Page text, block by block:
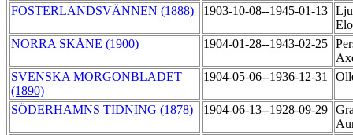
FOSTERLANDSVÄNNEN (1888)
1903-10-08--1945-01-13
NORRA SKÅNE (1900)
1904-01-28--1943-02-25
SVENSKA MORGONBLADET
(1890)
1904-05-06--1936-12-31
SÖDERHAMNS TIDNING (1878) 1904-06-13--1928-09-29